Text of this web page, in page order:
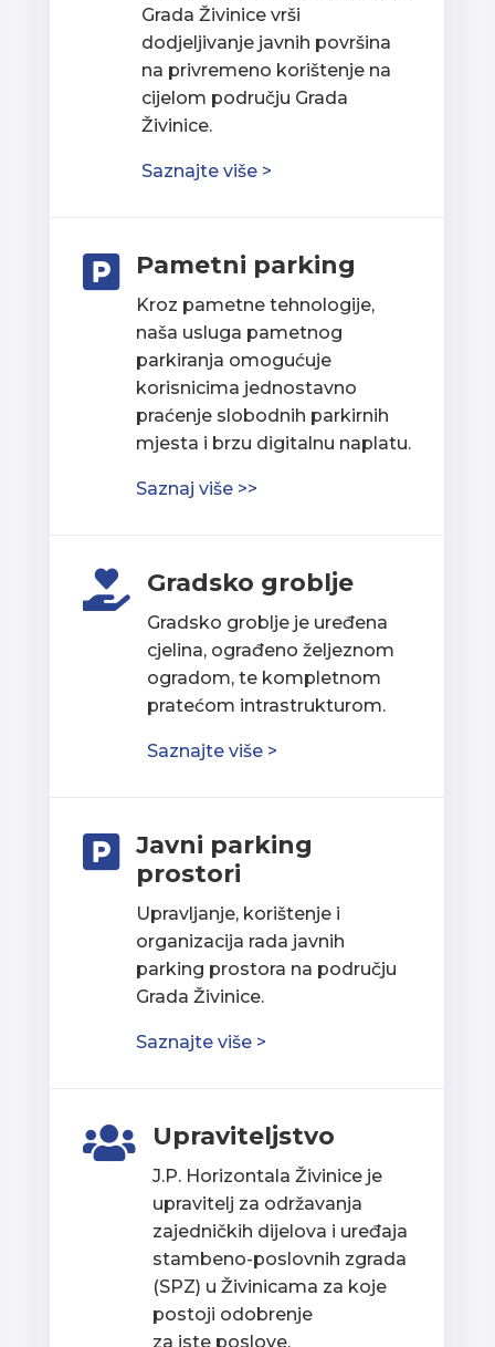
Grada Živinice vrši
dodjeljivanje javnih površina
na privremeno korištenje na
cijelom području Grada
Živinice.
Saznajte više >
 Pametni parking
Kroz pametne tehnologije,
naša usluga pametnog
parkiranja omogućuje
korisnicima jednostavno
praćenje slobodnih parkirnih
mjesta i brzu digitalnu naplatu.
Saznaj više >>
 Gradsko groblje
Gradsko groblje je uređena
cjelina, ograđeno željeznom
ogradom, te kompletnom
pratećom intrastrukturom.
Saznajte više >

Javni parking
prostori
Upravljanje, korištenje i
organizacija rada javnih
parking prostora na području
Grada Živinice.
Saznajte više >
 Upraviteljstvo
J.P. Horizontala Živinice je
upravitelj za održavanja
zajedničkih dijelova i uređaja
stambeno-poslovnih zgrada
(SPZ) u Živinicama za koje
postoji odobrenje
za iste poslove.